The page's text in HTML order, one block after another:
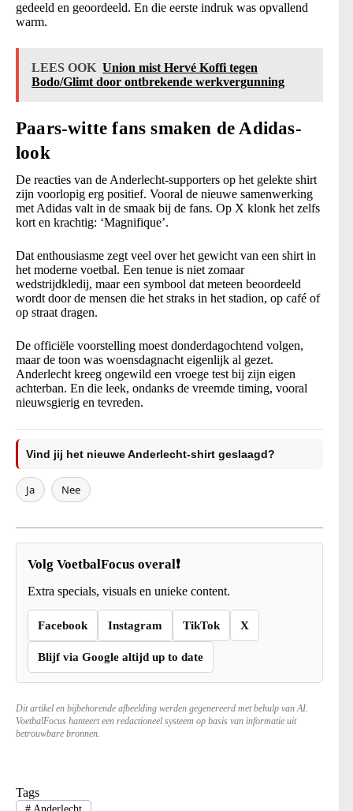
gedeeld en geoordeeld. En die eerste indruk was opvallend
warm.
LEES OOK Union mist Hervé Koffi tegen
Bodo/Glimt door ontbrekende werkvergunning
Paars-witte fans smaken de Adidas-
look
De reacties van de Anderlecht-supporters op het gelekte shirt
zijn voorlopig erg positief. Vooral de nieuwe samenwerking
met Adidas valt in de smaak bij de fans. Op X klonk het zelfs
kort en krachtig: ‘Magnifique’.
Dat enthousiasme zegt veel over het gewicht van een shirt in
het moderne voetbal. Een tenue is niet zomaar
wedstrijdkledij, maar een symbool dat meteen beoordeeld
wordt door de mensen die het straks in het stadion, op café of
op straat dragen.
De officiële voorstelling moest donderdagochtend volgen,
maar de toon was woensdagnacht eigenlijk al gezet.
Anderlecht kreeg ongewild een vroege test bij zijn eigen
achterban. En die leek, ondanks de vreemde timing, vooral
nieuwsgierig en tevreden.
Vind jij het nieuwe Anderlecht-shirt geslaagd?
Ja Nee
Volg VoetbalFocus overal❗
Extra specials, visuals en unieke content.
Facebook Instagram TikTok X
Blijf via Google altijd up to date
Dit artikel en bijbehorende afbeelding werden gegenereerd met behulp van AI.
VoetbalFocus hanteert een redactioneel systeem op basis van informatie uit
betrouwbare bronnen.
Tags